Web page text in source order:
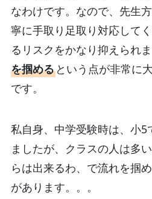
なわけです。なので、先生
寧に手取り足取り対応して
るリスクをかなり抑えられ
を掴めるという点が非常に
です。
私自身、中学受験時は、小
ましたが、クラスの人は多
らは出来るわ、で流れを掴
があります。。。